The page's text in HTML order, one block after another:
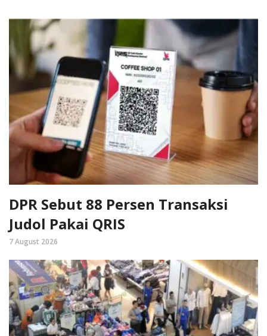
DPR Sebut 88 Persen Transaksi
Judol Pakai QRIS
7 August 2026